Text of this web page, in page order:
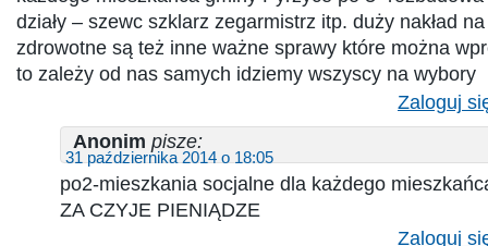
działy – szewc szklarz zegarmistrz itp. duży nakład
zdrowotne są też inne ważne sprawy które można
to zależy od nas samych idziemy wszyscy na wybory
Zaloguj
Anonim pisze:
31 października 2014 o 18:05
po2-mieszkania socjalne dla każdego
ZA CZYJE PIENIĄDZE
Zaloguj